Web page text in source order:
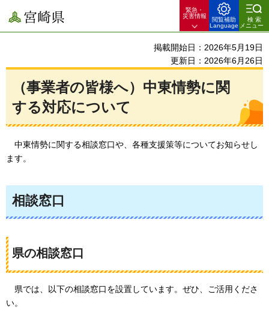
宮崎県
緊急・
災害情報
閲覧補助
Language
検索
メニュー
掲載開始日：2026年5月19日
更新日：2026年6月26日
（事業者の皆様へ）中東情勢に関
する対応について
中東情勢に関する相談窓口や、各種支援策等についてお知らせし
ます。
相談窓口
県の相談窓口
県では、以下の相談窓口を設置しています。ぜひ、ご活用くださ
い。